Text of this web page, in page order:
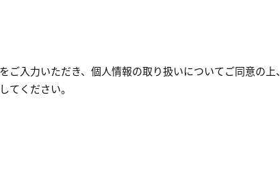
ご入力いただき、 個人情報の取り扱いについてご同意の上、
てください。